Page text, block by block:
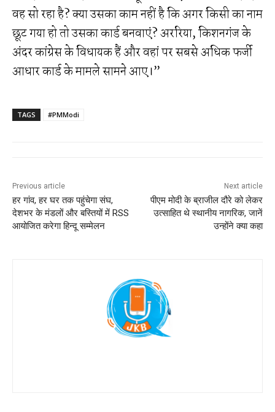
वह सो रहा है? क्या उसका काम नहीं है कि अगर किसी का नाम
छूट गया हो तो उसका कार्ड बनवाएं? अररिया, किशनगंज के
अंदर कांग्रेस के विधायक हैं और वहां पर सबसे अधिक फर्जी
आधार कार्ड के मामले सामने आए।”
TAGS #PMModi
Previous article
हर गांव, हर घर तक पहुंचेगा संघ,
देशभर के मंडलों और बस्तियों में RSS
आयोजित करेगा हिन्दू सम्मेलन
Next article
पीएम मोदी के ब्राजील दौरे को लेकर
उत्साहित थे स्थानीय नागरिक, जानें
उन्होंने क्या कहा